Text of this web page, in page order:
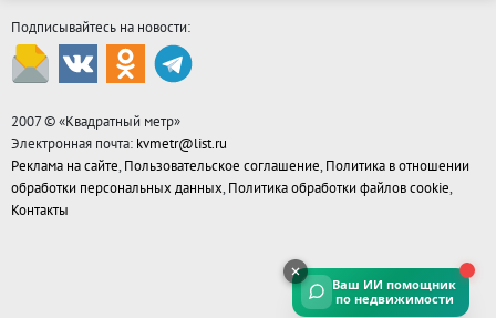
Подписывайтесь на новости:
2007 © «Квадратный метр»
Электронная почта: kvmetr@list.ru
Реклама на сайте, Пользовательское соглашение, Политика в отношении
обработки персональных данных, Политика обработки файлов cookie,
Контакты
Ваш ИИ помощник
по недвижимости